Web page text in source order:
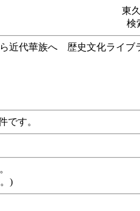
東
検
近代華族へ 歴史文化
です。
)